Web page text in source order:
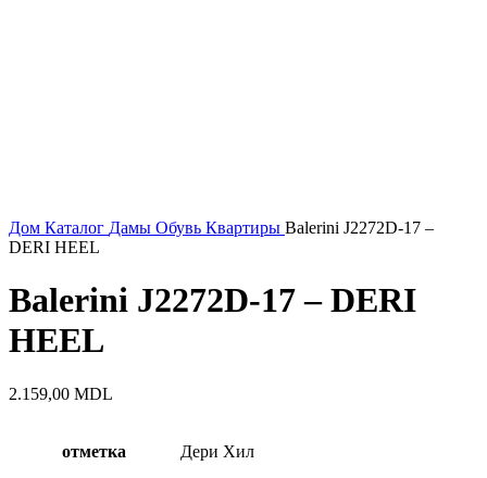
Дом Каталог Дамы Обувь Квартиры Balerini J2272D-17 –
DERI HEEL
Balerini J2272D-17 – DERI
HEEL
2.159,00 MDL
отметка Дери Хил